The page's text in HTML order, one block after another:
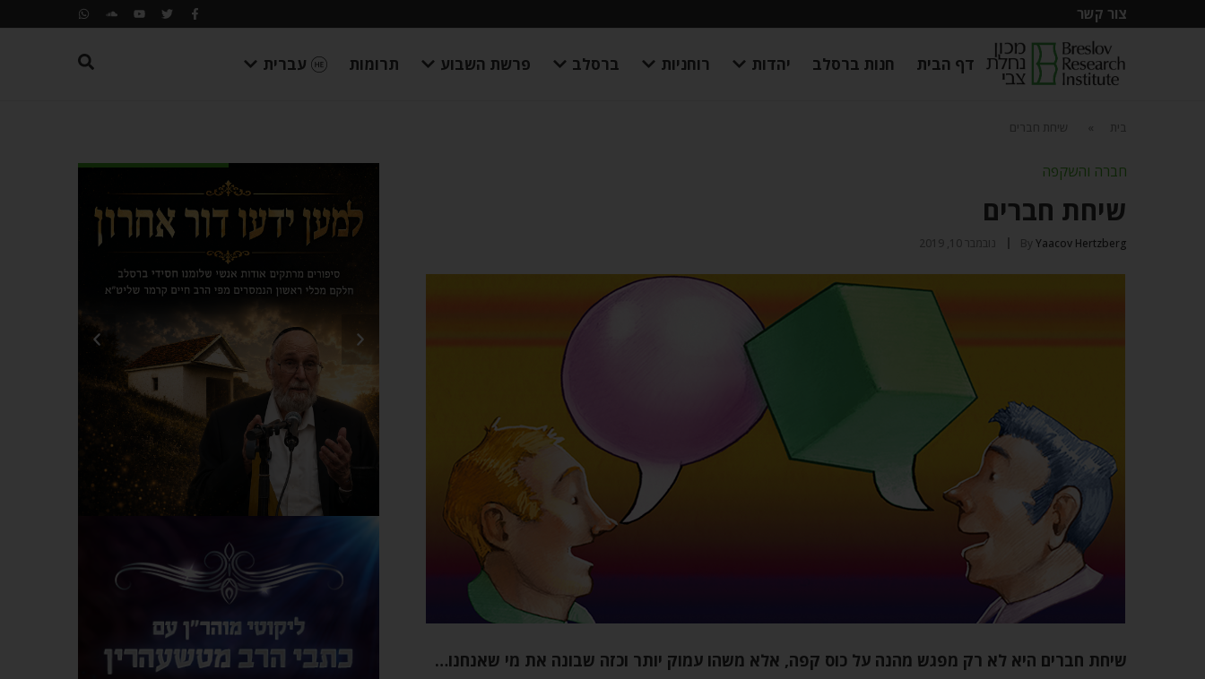
צור קשר
דף הבית חנות ברסלב יהדות רוחניות ברסלב פרשת השבוע תרומות עברית
בית שיחת חברים
חברה והשקפה
שיחת חברים
By Yaacov Hertzberg נובמבר 10, 2019
שיחת חברים היא לא רק מפגש מהנה על כוס קפה, אלא משהו עמוק יותר וכזה שבונה את מי שאנחנו…